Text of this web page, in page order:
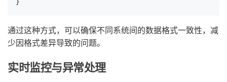
}
通过这种方式，可以确保不同系统间的数据格式一致性，减
少因格式差异导致的问题。
实时监控与异常处理